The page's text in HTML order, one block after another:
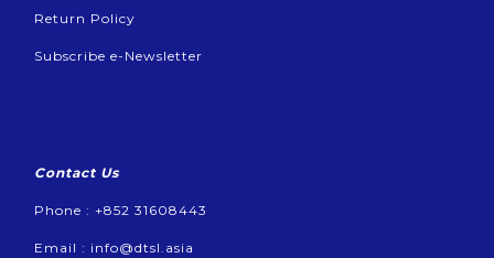
Return Policy
Subscribe e-Newsletter
Contact Us
Phone : +852 31608443
Email : info@dtsl.asia